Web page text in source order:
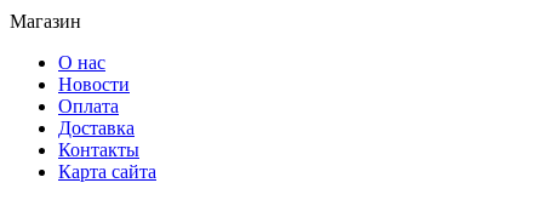
Магазин
О нас
Новости
Оплата
Доставка
Контакты
Карта сайта